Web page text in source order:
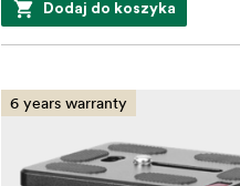
Dodaj do koszyka
6 years warranty